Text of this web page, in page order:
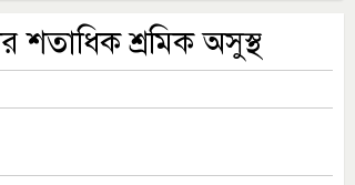
শতাধিক শ্রমিক অসুস্থ